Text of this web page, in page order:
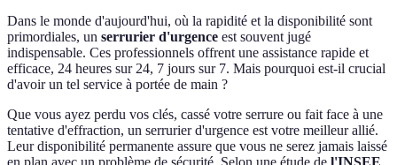
Dans le monde d'aujourd'hui, où la rapidité et la disponibilité sont
primordiales, un serrurier d'urgence est souvent jugé
indispensable. Ces professionnels offrent une assistance rapide et
efficace, 24 heures sur 24, 7 jours sur 7. Mais pourquoi est-il crucial
d'avoir un tel service à portée de main ?
Que vous ayez perdu vos clés, cassé votre serrure ou fait face à une
tentative d'effraction, un serrurier d'urgence est votre meilleur allié.
Leur disponibilité permanente assure que vous ne serez jamais laissé